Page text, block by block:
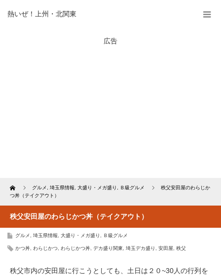
熱いぜ！上州・北関東
広告
Home グルメ 埼玉県情報 大盛り・メガ盛り Ｂ級グルメ
秩父安田屋のわらじか
つ丼（テイクアウト）
秩父安田屋のわらじかつ丼（テイクアウト）
グルメ 埼玉県情報 大盛り・メガ盛り Ｂ級グルメ
かつ丼 わらじかつ わらじかつ丼 デカ盛り関東 埼玉デカ盛り 安田屋 秩父
秩父市内の安田屋に行こうとしても、土日は２０~30人の行列を